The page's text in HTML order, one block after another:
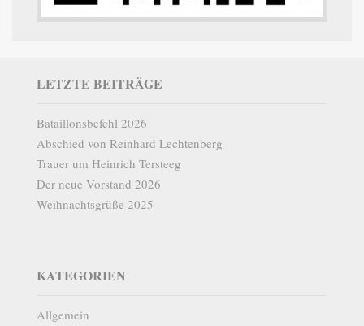
LETZTE BEITRÄGE
Bataillonsbefehl 2026
Abschied von Reinhard Lechtenberg
Trauer um Heinrich Tersteeg
Der neue Vorstand 2026
Weihnachtsgrüße 2025
KATEGORIEN
Allgemein